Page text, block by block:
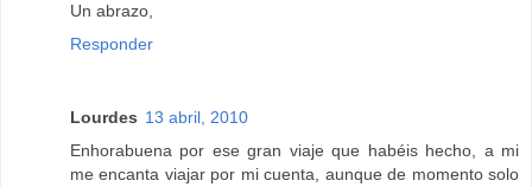
Un abrazo,
Responder
Lourdes 13 abril, 2010
Enhorabuena por ese gran viaje que habéis hecho, a mi
me encanta viajar por mi cuenta, aunque de momento solo